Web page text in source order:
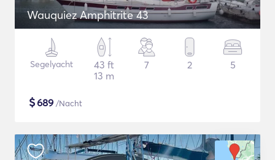
Wauquiez Amphitrite 43
Segelyacht
43 ft
13 m
7 2 5
$689 /Nacht